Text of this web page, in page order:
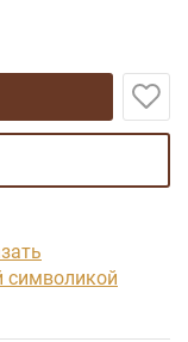
символикой